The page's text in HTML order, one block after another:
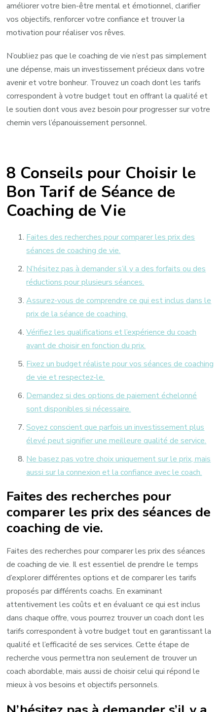
améliorer votre bien-être mental et émotionnel, clarifier
vos objectifs, renforcer votre confiance et trouver la
motivation pour réaliser vos rêves.
N’oubliez pas que le coaching de vie n’est pas simplement
une dépense, mais un investissement précieux dans votre
avenir et votre bonheur. Trouvez un coach dont les tarifs
correspondent à votre budget tout en offrant la qualité et
le soutien dont vous avez besoin pour progresser sur votre
chemin vers l’épanouissement personnel.
8 Conseils pour Choisir le
Bon Tarif de Séance de
Coaching de Vie
Faites des recherches pour comparer les prix des
séances de coaching de vie.
N’hésitez pas à demander s’il y a des forfaits ou des
réductions pour plusieurs séances.
Assurez-vous de comprendre ce qui est inclus dans le
prix de la séance de coaching.
Vérifiez les qualifications et l’expérience du coach
avant de choisir en fonction du prix.
Fixez un budget réaliste pour vos séances de coaching
de vie et respectez-le.
Demandez si des options de paiement échelonné
sont disponibles si nécessaire.
Soyez conscient que parfois un investissement plus
élevé peut signifier une meilleure qualité de service.
Ne basez pas votre choix uniquement sur le prix, mais
aussi sur la connexion et la confiance avec le coach.
Faites des recherches pour
comparer les prix des séances de
coaching de vie.
Faites des recherches pour comparer les prix des séances
de coaching de vie. Il est essentiel de prendre le temps
d’explorer différentes options et de comparer les tarifs
proposés par différents coachs. En examinant
attentivement les coûts et en évaluant ce qui est inclus
dans chaque offre, vous pourrez trouver un coach dont les
tarifs correspondent à votre budget tout en garantissant la
qualité et l’efficacité de ses services. Cette étape de
recherche vous permettra non seulement de trouver un
coach abordable, mais aussi de choisir celui qui répond le
mieux à vos besoins et objectifs personnels.